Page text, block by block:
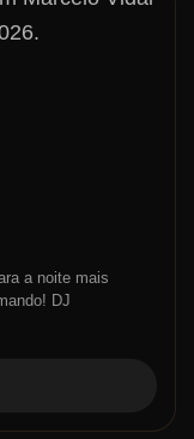
a noite mais
DJ